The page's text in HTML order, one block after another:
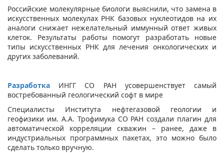
Российские молекулярные биологи выяснили, что замена в
искусственных молекулах РНК базовых нуклеотидов на их
аналоги снижает нежелательный иммунный ответ живых
клеток. Результаты работы помогут разработать новые
типы искусственных РНК для лечения онкологических и
других заболеваний.
Разработка ИНГГ СО РАН усовершенствует самый
востребованный геологический софт в мире
Специалисты Института нефтегазовой геологии и
геофизики им. А.А. Трофимука СО РАН создали плагин для
автоматической корреляции скважин – ранее, даже в
индустриальных программных пакетах, это можно было
сделать только вручную.